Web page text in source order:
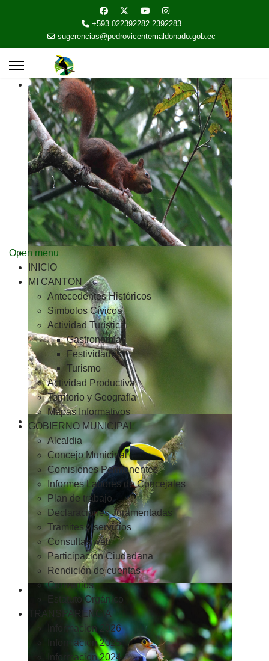
+593 022392282 2392283
sugerencias@pedrovicentemaldonado.gob.ec
Open menu
INICIO
MI CANTON
Antecedentes Históricos
Simbolos Cívicos
Actividad Turística
Gastronomía
Festividades
Turismo
Actividad Productiva
Territorio y Geografía
Mapas Informativos
GOBIERNO MUNICIPAL
Alcaldia
Concejo Municipal
Comisiones Permanentes
Informes Labores de Concejales
Plan de trabajo
Declaraciones Juramentadas
Tramites y servicios
Consultas web
Participación Ciudadana
Rendición de cuentas
Convenios
Estatuto Orgánico
TRANSPARENCIA
Informacion 2026
Informacion 2025
Informacion 2024